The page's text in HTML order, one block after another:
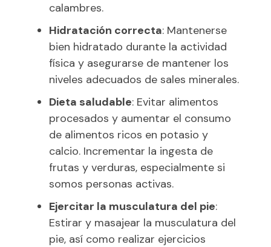
calambres.
Hidratación correcta: Mantenerse
bien hidratado durante la actividad
física y asegurarse de mantener los
niveles adecuados de sales minerales.
Dieta saludable: Evitar alimentos
procesados y aumentar el consumo
de alimentos ricos en potasio y
calcio. Incrementar la ingesta de
frutas y verduras, especialmente si
somos personas activas.
Ejercitar la musculatura del pie:
Estirar y masajear la musculatura del
pie, así como realizar ejercicios